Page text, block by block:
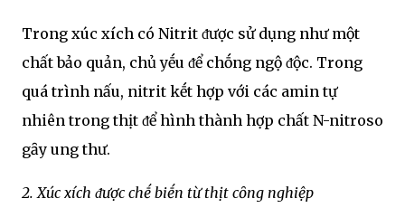
Trong xúc xích có Nitrit ᵭược sử dụng như một
chất bảo quản, chủ yḗu ᵭể chṓng ngộ ᵭộc. Trong
quá trình nấu, nitrit kḗt hợp với các amin tự
nhiên trong thịt ᵭể hình thành hợp chất N-nitroso
gȃy ung thư.
2. Xúc xích ᵭược chḗ biḗn từ thịt cȏng nghiệp